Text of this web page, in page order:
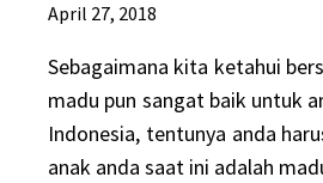
April 27, 2018
Sebagaimana kita ketahui
madu pun sangat baik untuk
Indonesia, tentunya anda
anak anda saat ini adalah